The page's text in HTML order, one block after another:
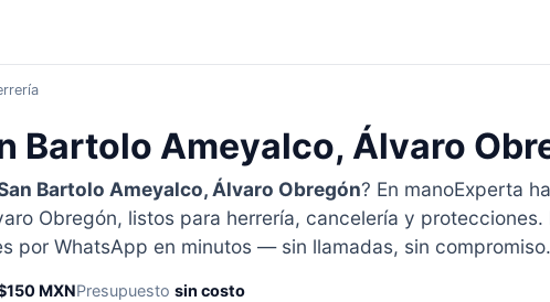
Bartolo Ameyalco, Álvaro
Bartolo Ameyalco, Álvaro Obregón? En manoExperta
Obregón, listos para herrería, cancelería y protecciones.
por WhatsApp en minutos — sin llamadas, sin compromiso.
MXNPresupuesto sin costo